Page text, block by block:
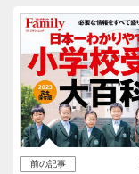
前の記事